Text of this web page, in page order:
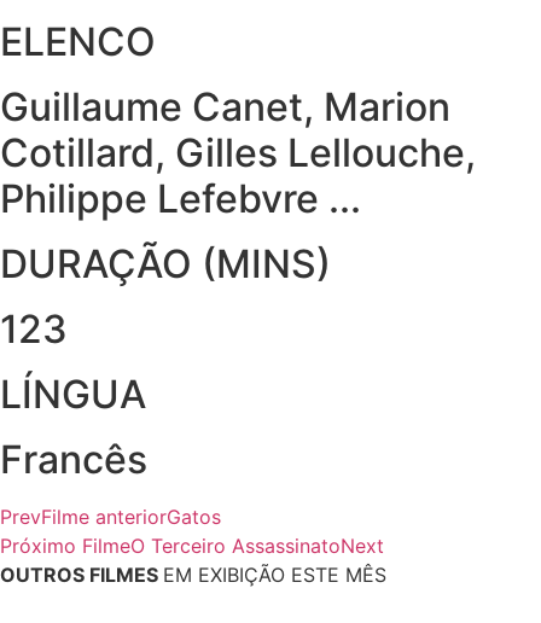
ELENCO
Guillaume Canet, Marion
Cotillard, Gilles Lellouche,
Philippe Lefebvre ...
DURAÇÃO (MINS)
123
LÍNGUA
Francês
PrevFilme anteriorGatos
Próximo FilmeO Terceiro AssassinatoNext
OUTROS FILMES EM EXIBIÇÃO ESTE MÊS